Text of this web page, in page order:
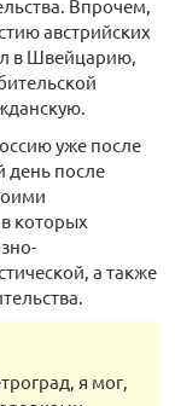
Впрочем,
австрийских
в Швейцарию,
уже после
после
которых
а также
я мог,